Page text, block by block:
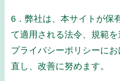
6．弊社は、本サイトが保
て適用される法令、規範
プライバシーポリシーに
直し、改善に努めます。